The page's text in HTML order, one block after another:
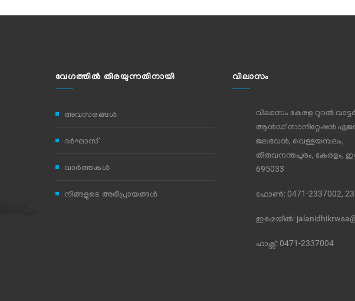
വേഗത്തില്‍ തിരയുന്നതിനായി
അവസരങ്ങൾ
ദര്‍ഘാസ്‌
വാര്‍ത്തകള്‍
നിങ്ങളുടെ അഭിപ്രായങ്ങള്‍
വിലാസം
വിലാസം കേരള റൂറൽ
ആൻഡ് സാനിറ്റേഷൻ
ജലഭവൻ, വെള്ളയമ്പലം,
തിരുവനന്തപുരം, കേരളം,
695033
ഫോണ്‍: 0471-2337002,
ഇമെയില്‍:
ഫാക്സ്: 0471-2337004